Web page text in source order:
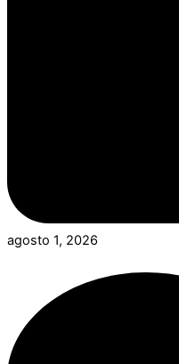
agosto 1, 2026